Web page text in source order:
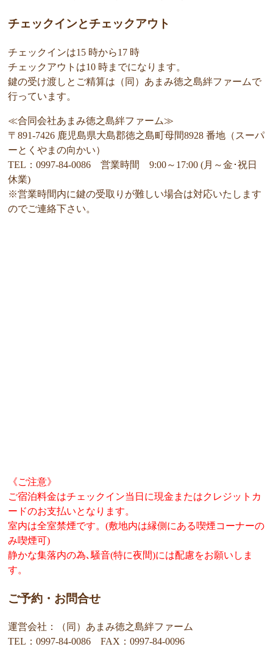
チェックインとチェックアウト
チェックインは15 時から17 時
チェックアウトは10 時までになります。
鍵の受け渡しとご精算は（同）あまみ徳之島絆ファームで
行っています。
≪合同会社あまみ徳之島絆ファーム≫
〒891-7426 鹿児島県大島郡徳之島町母間8928 番地（スーパ
ーとくやまの向かい）
TEL：0997-84-0086 営業時間 9:00～17:00 (月～金･祝日
休業)
※営業時間内に鍵の受取りが難しい場合は対応いたします
のでご連絡下さい。
《ご注意》
ご宿泊料金はチェックイン当日に現金またはクレジットカ
ードのお支払いとなります。
室内は全室禁煙です。(敷地内は縁側にある喫煙コーナーの
み喫煙可)
静かな集落内の為､騒音(特に夜間)には配慮をお願いしま
す。
ご予約・お問合せ
運営会社：（同）あまみ徳之島絆ファーム
TEL：0997-84-0086 FAX：0997-84-0096